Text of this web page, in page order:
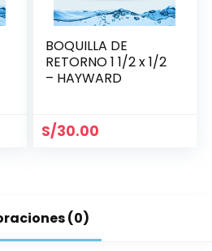
BOQUILLA DE
RETORNO 1 1/2 x 1/2
– HAYWARD
S/30.00
(0)